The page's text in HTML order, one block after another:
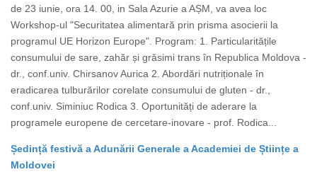
de 23 iunie, ora 14. 00, in Sala Azurie a AȘM, va avea loc
Workshop-ul "Securitatea alimentară prin prisma asocierii la
programul UE Horizon Europe". Program: 1. Particularitățile
consumului de sare, zahăr și grăsimi trans în Republica Moldova -
dr., conf.univ. Chirsanov Aurica 2. Abordări nutriționale în
eradicarea tulburărilor corelate consumului de gluten - dr.,
conf.univ. Siminiuc Rodica 3. Oportunități de aderare la
programele europene de cercetare-inovare - prof. Rodica...
Ședință festivă a Adunării Generale a Academiei de Științe a
Moldovei